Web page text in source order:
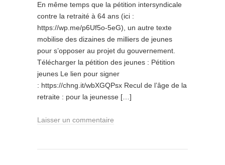
En même temps que la pétition intersyndicale
contre la retraité à 64 ans (ici :
https://wp.me/p6Uf5o-5eG), un autre texte
mobilise des dizaines de milliers de jeunes
pour s’opposer au projet du gouvernement.
Télécharger la pétition des jeunes : Pétition
jeunes Le lien pour signer
: https://chng.it/wbXGQPsx Recul de l’âge de la
retraite : pour la jeunesse […]
Laisser un commentaire